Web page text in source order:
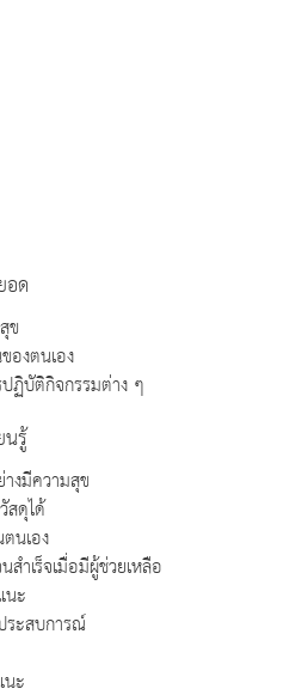
ด
ข
องตนเอง
ฏิบัติกิจกรรมต่าง ๆ
รู้
งมีความสุข
สดุได้
นเอง
ำเร็จเมื่อมีผู้ช่วยเหลือ
ะ
ระสบการณ์
ะ